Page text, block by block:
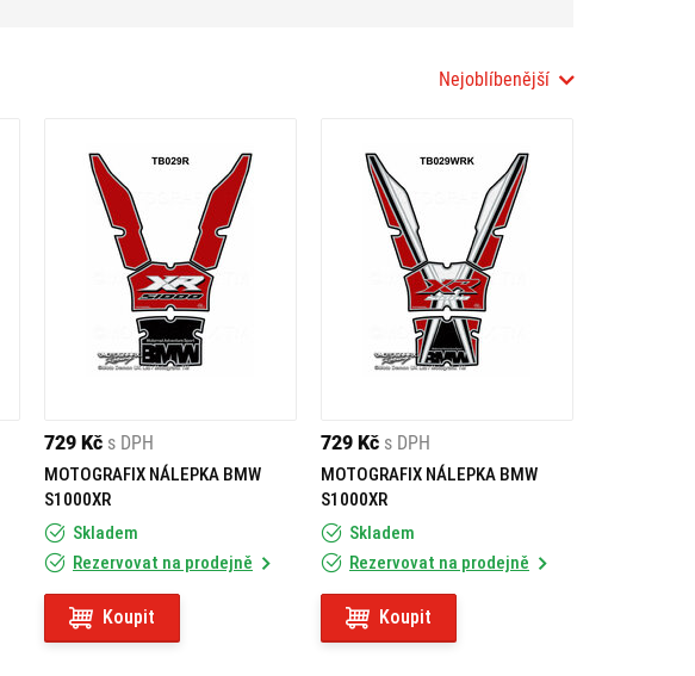
Nejoblíbenější
729 Kč s DPH
MOTOGRAFIX NÁLEPKA BMW
S1000XR
Skladem
Rezervovat na prodejně
Koupit
729 Kč s DPH
MOTOGRAFIX NÁLEPKA BMW
S1000XR
Skladem
Rezervovat na prodejně
Koupit